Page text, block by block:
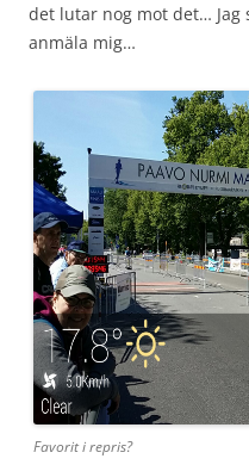
det lutar nog mot det… Jag
anmäla mig…
Favorit i repris?